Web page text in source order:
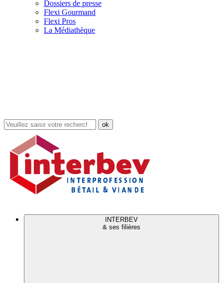
Dossiers de presse
Flexi Gourmand
Flexi Pros
La Médiathèque
Rechercher
dans
site
INTERBEV
& ses filières